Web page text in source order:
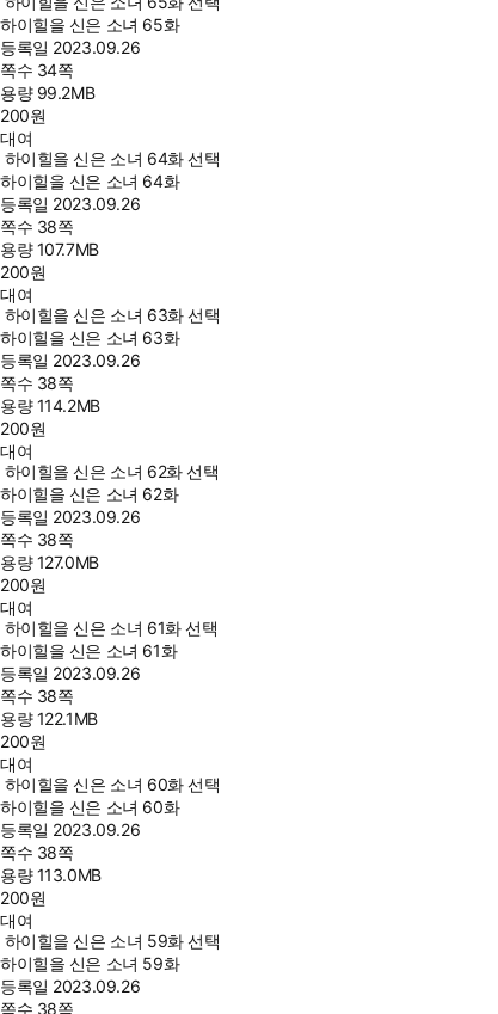
하이힐을 신은 소녀 65화
등록일 2023.09.26
쪽수 34쪽
용량 99.2MB
200원
대여
하이힐을 신은 소녀 64화 선택
하이힐을 신은 소녀 64화
등록일 2023.09.26
쪽수 38쪽
용량107.7MB
200원
대여
하이힐을 신은 소녀 63화 선택
하이힐을 신은 소녀 63화
등록일 2023.09.26
쪽수 38쪽
용량114.2MB
200원
대여
하이힐을 신은 소녀 62화 선택
하이힐을 신은 소녀 62화
등록일 2023.09.26
쪽수 38쪽
용량127.0MB
200원
대여
하이힐을 신은 소녀 61화 선택
하이힐을 신은 소녀 61화
등록일 2023.09.26
쪽수 38쪽
용량122.1MB
200원
대여
하이힐을 신은 소녀 60화 선택
하이힐을 신은 소녀 60화
등록일 2023.09.26
쪽수 38쪽
용량113.0MB
200원
대여
하이힐을 신은 소녀 59화 선택
하이힐을 신은 소녀 59화
등록일 2023.09.26
쪽수 38쪽